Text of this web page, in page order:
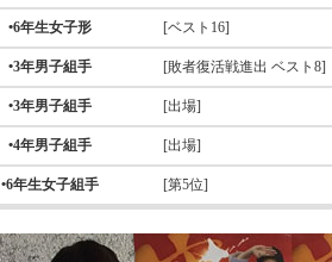
•6年生女子形 [ベスト16]
•3年男子組手 [敗者復活戦進出 ベスト8]
•3年男子組手 [出場]
•4年男子組手 [出場]
•6年生女子組手 [第5位]